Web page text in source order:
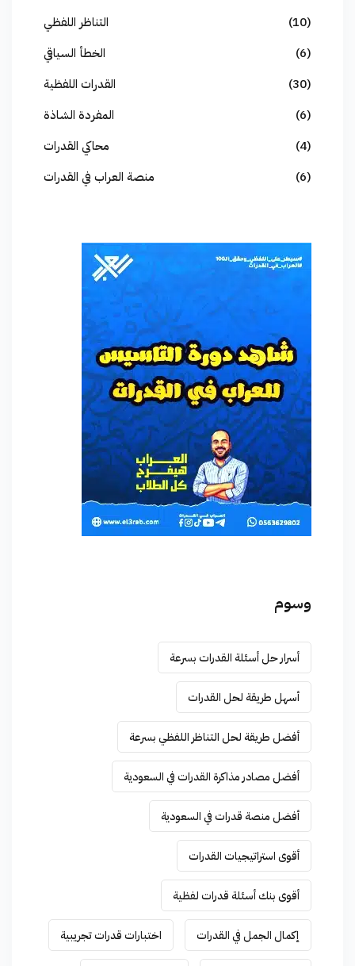
التناظر اللفظي
(10)
الخطأ السياقي
(6)
القدرات اللفظية
(30)
المفردة الشاذة
(6)
محاكي القدرات
(4)
منصة العراب في القدرات
(6)
وسوم
أسرار حل أسئلة القدرات بسرعة
أسهل طريقة لحل القدرات
أفضل طريقة لحل التناظر اللفظي بسرعة
أفضل مصادر مذاكرة القدرات في السعودية
أفضل منصة قدرات في السعودية
أقوى استراتيجيات القدرات
أقوى بنك أسئلة قدرات لفظية
إكمال الجمل في القدرات اختبارات قدرات تجريبية